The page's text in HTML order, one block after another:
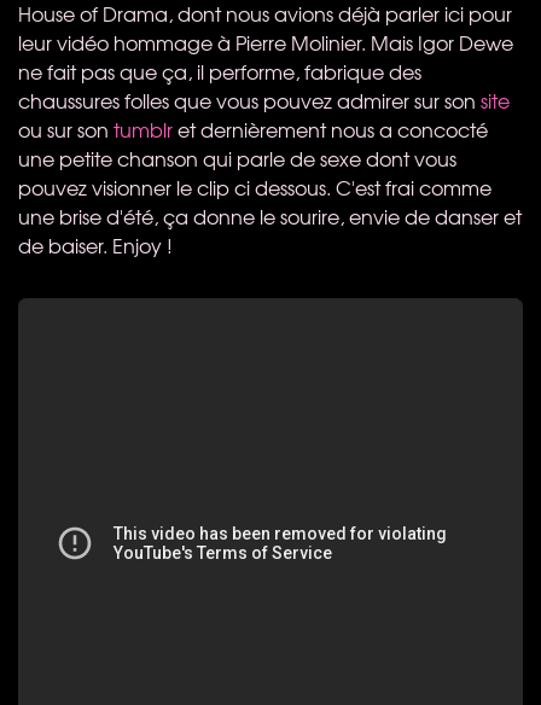
House of Drama, dont nous avions déjà parler ici pour
leur vidéo hommage à Pierre Molinier. Mais Igor Dewe
ne fait pas que ça, il performe, fabrique des
chaussures folles que vous pouvez admirer sur son site
ou sur son tumblret dernièrement nous a concocté
une petite chanson qui parle de sexe dont vous
pouvez visionner le clip ci dessous. C'est frai comme
une brise d'été, ça donne le sourire, envie de danser et
de baiser. Enjoy !